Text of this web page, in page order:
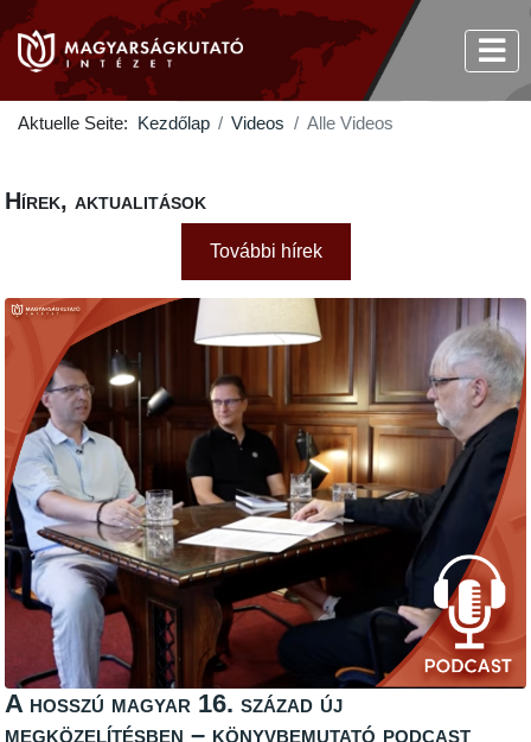
Aktuelle Seite: Kezdőlap Videos Alle Videos
Hírek, aktualitások
További hírek
A hosszú magyar 16. század új
megközelítésben – könyvbemutató podcast